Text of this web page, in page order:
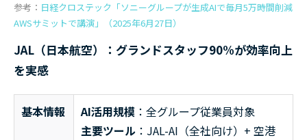
参考： 日経クロステック「ソニーグループが生成AIで毎月5万時間削減
AWSサミットで講演」（2025年6月27日）
JAL（日本航空）：グランドスタッフ90%が効率向上
を実感
基本情報 AI活用規模 ：全グループ従業員対象
主要ツール ：JAL-AI（全社向け）+ 空港